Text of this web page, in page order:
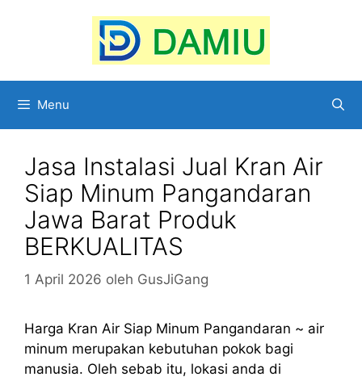
Menu
Jasa Instalasi Jual Kran Air
Siap Minum Pangandaran
Jawa Barat Produk
BERKUALITAS
1 April 2026 oleh GusJiGang
Harga Kran Air Siap Minum Pangandaran ~ air
minum merupakan kebutuhan pokok bagi
manusia. Oleh sebab itu, lokasi anda di